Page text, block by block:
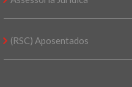
(RSC) Aposentados